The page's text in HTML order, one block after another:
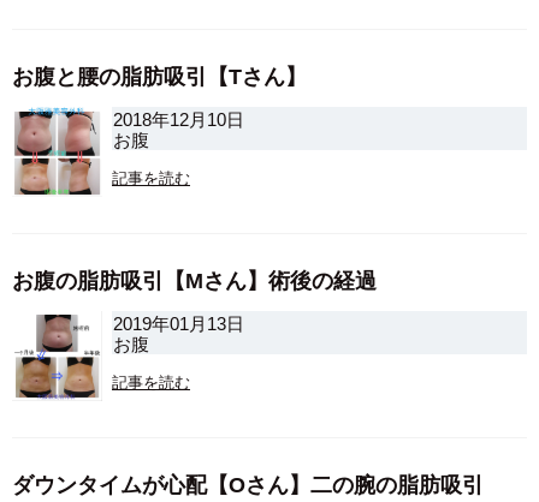
お腹と腰の脂肪吸引【Tさん】
2018年12月10日
お腹
記事を読む
お腹の脂肪吸引【Mさん】術後の経過
2019年01月13日
お腹
記事を読む
ダウンタイムが心配【Oさん】二の腕の脂肪吸引